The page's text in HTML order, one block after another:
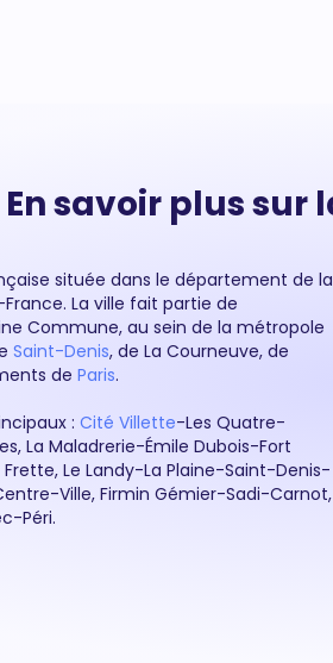
En savoir plus sur
située dans le département de la
La ville fait partie de
Commune, au sein de la métropole
Saint-Denis, de La Courneuve, de
de Paris.
: Cité Villette-Les Quatre-
La Maladrerie-Émile Dubois-Fort
Le Landy-La Plaine-Saint-Denis-
Ville, Firmin Gémier-Sadi-Carnot,
Péri.